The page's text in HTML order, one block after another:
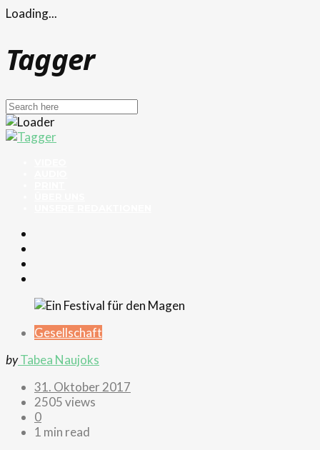
Loading...
Tagger
Gesellschaft
byTabea Naujoks
31. Oktober 2017
2505 views
0
1 min read